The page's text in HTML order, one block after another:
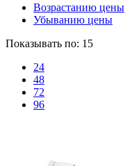
Возрастанию цены
Убыванию цены
Показывать по: 15
24
48
72
96